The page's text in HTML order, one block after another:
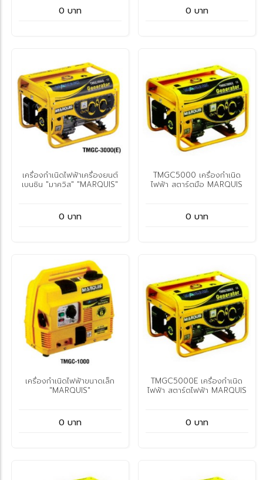
0 บาท 0 บาท
เครื่องกำเนิดไฟฟ้าเครื่องยนต์
เบนซิน "มาควิส" "MARQUIS"
0 บาท
TMGC5000 เครื่องกำเนิด
ไฟฟ้า สตาร์ตมือ MARQUIS
0 บาท
เครื่องกำเนิดไฟฟ้าขนาดเล็ก
"MARQUIS"
0 บาท
TMGC5000E เครื่องกำเนิด
ไฟฟ้า สตาร์ตไฟฟ้า MARQUIS
0 บาท